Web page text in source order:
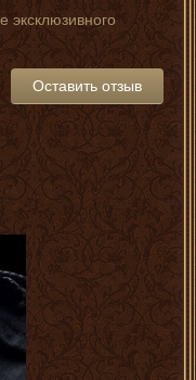
эксклюзивного
Оставить отзыв